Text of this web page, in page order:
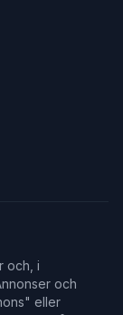
och, i
och
eller